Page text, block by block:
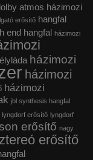
atmos házimozi
erősítő hangfal
end hangfal házimozi
házimozi
házimozi
házimozi
jbl synthesis hangfal
lyngdorf erősítő lyngdorf
erősítő nagy
erősítő